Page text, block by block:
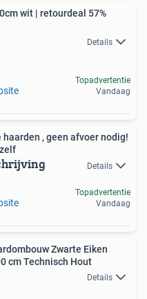
wit | retourdeal 57%
Details
Topadvertentie
Vandaag
haarden , geen afvoer nodig!
Details
Topadvertentie
Vandaag
Zwarte Eiken
cm Technisch Hout
Details